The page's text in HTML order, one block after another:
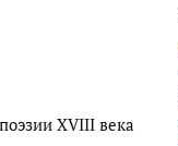
XVIII века